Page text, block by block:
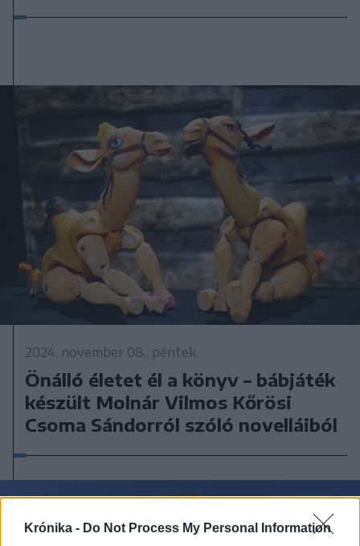
Krónika - Do Not Process My Personal Information
2024. november 08., péntek
Önálló életet él a könyv – bábjáték
készült Molnár Vilmos Kőrösi
Csoma Sándorról szóló novelláiból